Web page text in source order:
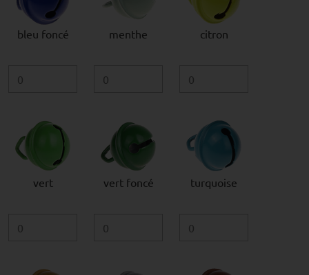
bleu foncé menthe citron
vert vert foncé turquoise